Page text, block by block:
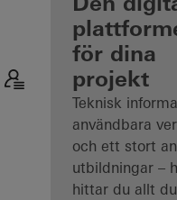
Upptäck
Min
arbetsplats
för dina
projekt
Teknisk
användbara
och ett stort
utbildningar –
hittar du allt du